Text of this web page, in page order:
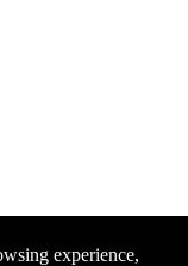
experience,